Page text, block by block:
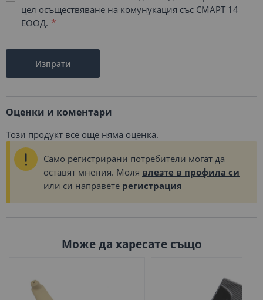
цел осъществяване на комунукация със СМАРТ 14
ЕООД.
Изпрати
Оценки и коментари
Този продукт все още няма оценка.
Само регистрирани потребители могат да
оставят мнения. Моля влезте в профила си
или си направете регистрация
Може да харесате също